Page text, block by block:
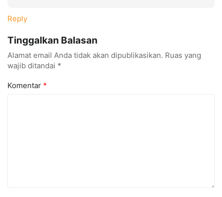
Reply
Tinggalkan Balasan
Alamat email Anda tidak akan dipublikasikan. Ruas yang
wajib ditandai *
Komentar *